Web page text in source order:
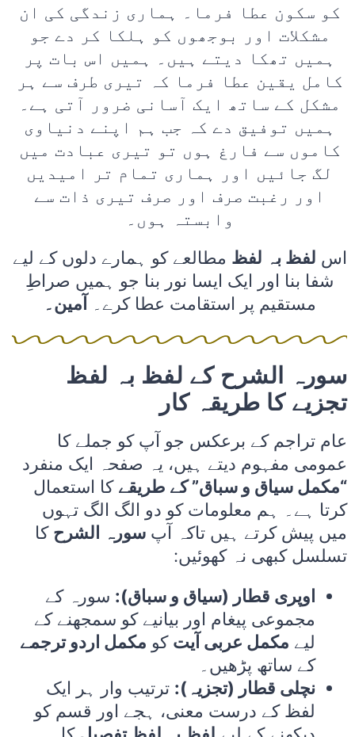
کو سکون عطا فرما۔ ہماری زندگی کی ان
مشکلات اور بوجھوں کو ہلکا کر دے جو
ہمیں تھکا دیتے ہیں۔ ہمیں اس بات پر
کامل یقین عطا فرما کہ تیری طرف سے ہر
مشکل کے ساتھ ایک آسانی ضرور آتی ہے۔
ہمیں توفیق دے کہ جب ہم اپنے دنیاوی
کاموں سے فارغ ہوں تو تیری عبادت میں
لگ جائیں اور ہماری تمام تر امیدیں
اور رغبت صرف اور صرف تیری ذات سے
وابستہ ہوں۔
اس لفظ بہ لفظ مطالعے کو ہمارے دلوں کے لیے
شفا بنا اور ایک ایسا نور بنا جو ہمیں صراطِ
مستقیم پر استقامت عطا کرے۔ آمین۔
سورہ الشرح کے لفظ بہ لفظ
تجزیے کا طریقہ کار
عام تراجم کے برعکس جو آپ کو جملے کا
عمومی مفہوم دیتے ہیں، یہ صفحہ ایک منفرد
“مکمل سیاق و سباق” کے طریقے کا استعمال
کرتا ہے۔ ہم معلومات کو دو الگ الگ تہوں
میں پیش کرتے ہیں تاکہ آپ سورہ الشرح کا
تسلسل کبھی نہ کھوئیں:
اوپری قطار (سیاق و سباق): سورہ کے
مجموعی پیغام اور بیانیے کو سمجھنے کے
لیے مکمل عربی آیت کو مکمل اردو ترجمے
کے ساتھ پڑھیں۔
نچلی قطار (تجزیہ): ترتیب وار ہر ایک
لفظ کے درست معنی، ہجے اور قسم کو